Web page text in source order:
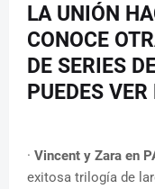
LA UNIÓN
CONOCE
DE SERIES
PUEDES
· Vincent y Zara en
exitosa trilogía de